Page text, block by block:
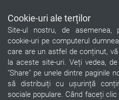
Cookie-uri ale terților
Site-ul nostru, de
cookie-uri pe computerul
care are un astfel de conținut,
la aceste site-uri. Veți vedea,
"Share" pe unele dintre paginile
să distribuiți cu ușurință
sociale populare. Când faceți